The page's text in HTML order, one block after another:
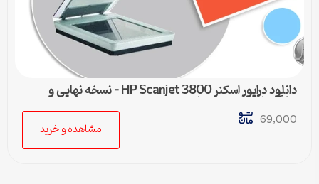
دانلود درایور اسکنر HP Scanjet 3800 – نسخه نهایی و
سازگار با تمام ویندوزها
69,000
مشاهده و خرید